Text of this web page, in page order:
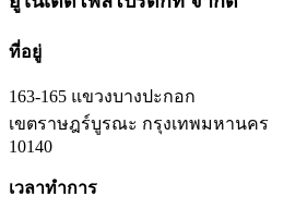
ที่อยู่
163-165 แขวงบางปะกอก
เขตราษฎร์บูรณะ กรุงเทพมหานคร
10140
เวลาทำการ